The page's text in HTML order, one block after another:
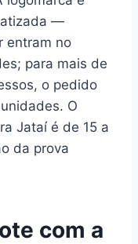
—
entram no
para mais de
o pedido
O
Jataí é de 15 a
da prova
com a